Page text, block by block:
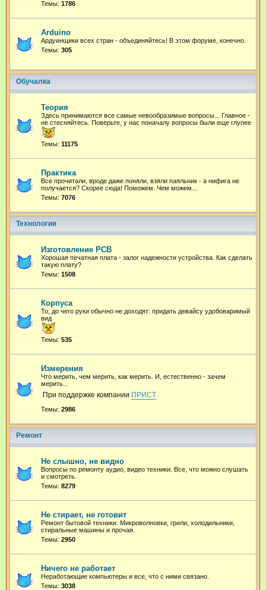
Темы: 1786
Arduino
Ардуинщики всех стран - объединяйтесь! В этом форуме, конечно.
Темы: 305
Обучалка
Теория
Здесь принимаются все самые невообразимые вопросы... Главное -
не стесняйтесь. Поверьте, у нас поначалу вопросы были еще глупее
Темы: 11175
Практика
Все прочитали, вроде даже поняли, взяли паяльник - а нифига не
получается? Скорее сюда! Поможем. Чем можем...
Темы: 7076
Технология
Изготовление PCB
Хорошая печатная плата - залог надежности устройства. Как сделать
такую плату?
Темы: 1508
Корпуса
То, до чего руки обычно не доходят: придать девайсу удобоваримый
вид
Темы: 535
Измерения
Что мерить, чем мерить, как мерить. И, естественно - зачем
мерить...
При поддержке компании ПРИСТ
Темы: 2986
Ремонт
Не слышно, не видно
Вопросы по ремонту аудио, видео техники. Все, что можно слушать
и смотреть.
Темы: 8279
Не стирает, не готовит
Ремонт бытовой техники. Микроволновки, грили, холодильники,
стиральные машины и прочая.
Темы: 2950
Ничего не работает
Неработающие компьютеры и все, что с ними связано.
Темы: 3038